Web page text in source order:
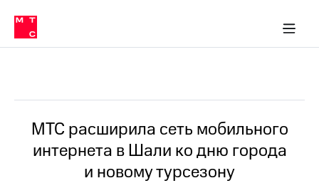
Медиа-центр
и акционерам
Устойчивое развитие
Комплаенс и деловая этика
компании
Карьера
История
компании
Руководство
в МТС
Пресс-
релизы
о технологиях
МТС расширила сеть мобильного
интернета в Шали ко дню города
и новому турсезону